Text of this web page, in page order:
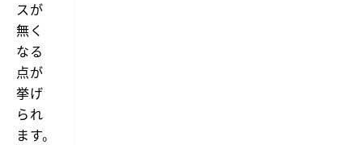
スが
無く
なる
点が
挙げ
られ
ます。